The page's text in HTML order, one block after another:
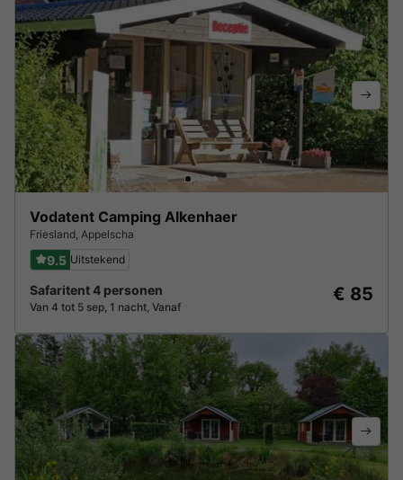
Vodatent Camping Alkenhaer
Friesland, Appelscha
9.5 Uitstekend
Safaritent 4 personen
Van 4 tot 5 sep, 1 nacht, Vanaf
€ 85